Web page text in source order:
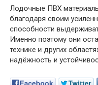
Лодочные ПВХ
благодаря своим
способности
Именно поэтому они
технике и других
надёжность и